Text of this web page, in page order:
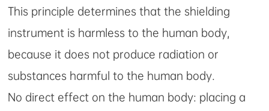
This principle determines that the shielding
instrument is harmless to the human body,
because it does not produce radiation or
substances harmful to the human body.
No direct effect on the human body: placing a